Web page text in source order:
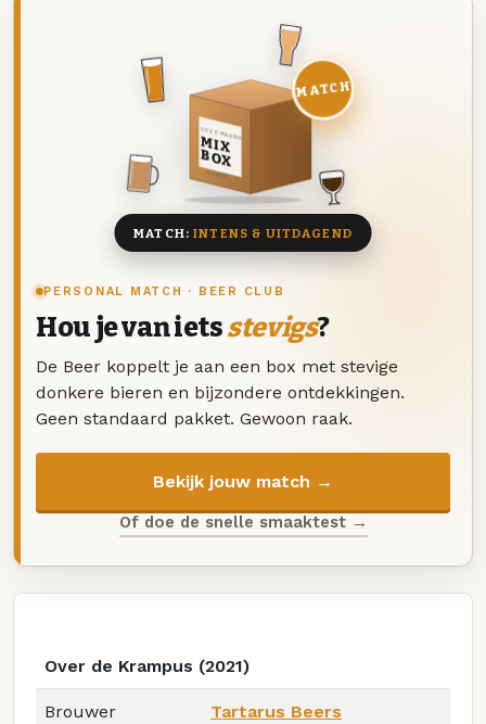
PERSONAL MATCH · BEER CLUB
Hou je van ietsstevigs?
De Beer koppelt je aan een box met stevige
donkere bieren en bijzondere ontdekkingen.
Geen standaard pakket. Gewoon raak.
Bekijk jouw match →
Of doe de snelle smaaktest →
DEZE MAAND
MIX
BOX
8 BIEREN
MATCH
MATCH:INTENS & UITDAGEND
Over de Krampus (2021)
Brouwer Tartarus Beers